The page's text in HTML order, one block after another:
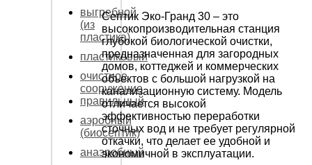
выгребной
(из
пластика)
пластиковый
очистное
сооружение
правильный
аэробный
(биосептик)
анаэробный
Септик Эко-Гранд 30 – это
высокопроизводительная станция
глубокой биологической очистки,
предназначенная для загородных
домов, коттеджей и коммерческих
объектов с большой нагрузкой на
канализационную систему. Модель
отличается высокой
эффективностью переработки
сточных вод и не требует регулярной
откачки, что делает ее удобной и
экономичной в эксплуатации.